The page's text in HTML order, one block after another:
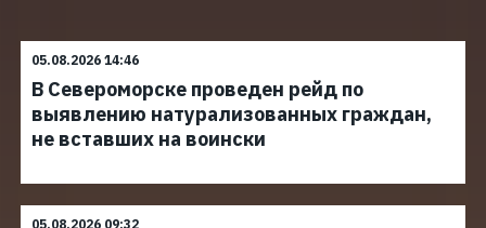
05.08.2026 14:46
В Североморске проведен рейд по
выявлению натурализованных граждан,
не вставших на воински
05.08.2026 09:32